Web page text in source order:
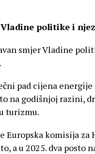
politike i
smjer Vladine
pad cijena energije
na godišnjoj razini,
turizmu.
Europska komisija
a u 2025. dva posto